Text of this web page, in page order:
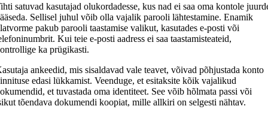
satuvad kasutajad olukordadesse, kus nad ei saa oma kontole
Sellisel juhul võib olla vajalik parooli lähtestamine. Enamik
pakub parooli taastamise valikut, kasutades e-posti või
Kui teie e-posti aadress ei saa taastamisteateid,
ka prügikasti.
ankeedid, mis sisaldavad vale teavet, võivad põhjustada konto
edasi lükkamist. Veenduge, et esitaksite kõik vajalikud
et tuvastada oma identiteet. See võib hõlmata passi või
tõendava dokumendi koopiat, mille allkiri on selgesti nähtav.